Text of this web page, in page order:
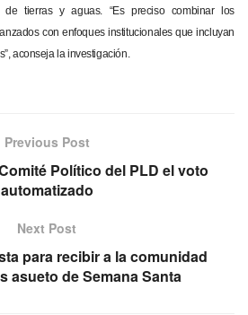
de tierras y aguas. “Es preciso combinar los
con enfoques institucionales que incluyan
aconseja la investigación.
Previous Post
Político del PLD el voto
automatizado
Next Post
para recibir a la comunidad
asueto de Semana Santa